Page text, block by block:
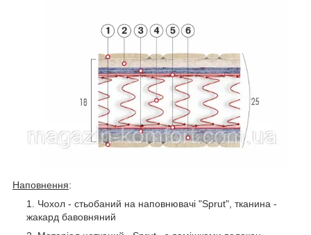
Наповнення:
Чохол - стьобаний на наповнювачі "Sprut", тканина -
жакард бавовняний